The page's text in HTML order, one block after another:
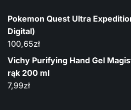
Pokemon Quest Ultra
Digital)
100,65zł
Vichy Purifying Hand Gel
rąk 200 ml
7,99zł